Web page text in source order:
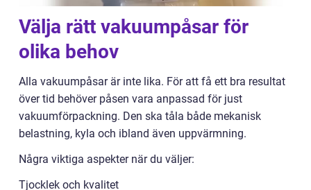
Välja rätt vakuumpåsar för
olika behov
Alla vakuumpåsar är inte lika. För att få ett bra resultat
över tid behöver påsen vara anpassad för just
vakuumförpackning. Den ska tåla både mekanisk
belastning, kyla och ibland även uppvärmning.
Några viktiga aspekter när du väljer:
Tjocklek och kvalitet